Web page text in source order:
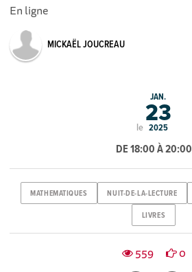
En ligne
MICKAËL JOUCREAU
le
JAN.
23
2025
DE 18:00 À 20:00
MATHEMATIQUES NUIT-DE-LA-LECTURE
LIVRES
559 0